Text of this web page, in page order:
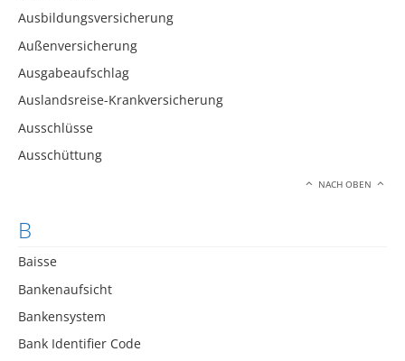
Ausbildungsversicherung
Außenversicherung
Ausgabeaufschlag
Auslandsreise-Krankversicherung
Ausschlüsse
Ausschüttung
NACH OBEN
B
Baisse
Bankenaufsicht
Bankensystem
Bank Identifier Code